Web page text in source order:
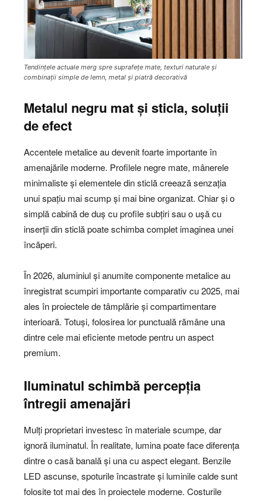
Tendințele actuale merg spre suprafețe mate, texturi naturale și
combinații simple de lemn, metal și piatră decorativă
Metalul negru mat și sticla, soluții
de efect
Accentele metalice au devenit foarte importante în
amenajările moderne. Profilele negre mate, mânerele
minimaliste și elementele din sticlă creează senzația
unui spațiu mai scump și mai bine organizat. Chiar și o
simplă cabină de duș cu profile subțiri sau o ușă cu
inserții din sticlă poate schimba complet imaginea unei
încăperi.
În 2026, aluminiul și anumite componente metalice au
înregistrat scumpiri importante comparativ cu 2025, mai
ales în proiectele de tâmplărie și compartimentare
interioară. Totuși, folosirea lor punctuală rămâne una
dintre cele mai eficiente metode pentru un aspect
premium.
Iluminatul schimbă percepția
întregii amenajări
Mulți proprietari investesc în materiale scumpe, dar
ignoră iluminatul. În realitate, lumina poate face diferența
dintre o casă banală și una cu aspect elegant. Benzile
LED ascunse, spoturile încastrate și luminile calde sunt
folosite tot mai des în proiectele moderne. Costurile